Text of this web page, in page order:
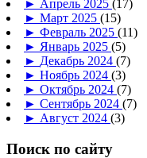
► Апрель 2025 (17)
► Март 2025 (15)
► Февраль 2025 (11)
► Январь 2025 (5)
► Декабрь 2024 (7)
► Ноябрь 2024 (3)
► Октябрь 2024 (7)
► Сентябрь 2024 (7)
► Август 2024 (3)
Поиск по сайту